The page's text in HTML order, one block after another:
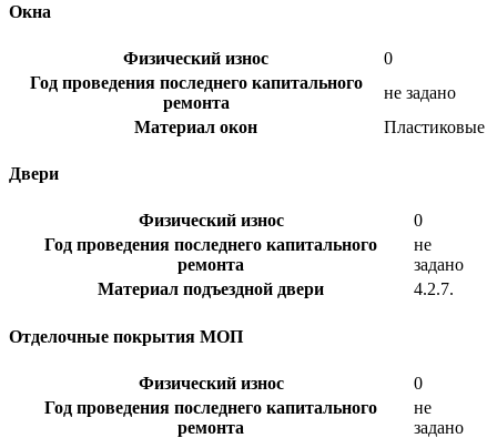
Окна
Физический износ
0
Год проведения последнего капитального
ремонта
не задано
Материал окон
Пластиковые
Двери
Физический износ
0
Год проведения последнего капитального
ремонта
не
задано
Материал подъездной двери
4.2.7.
Отделочные покрытия МОП
Физический износ
0
Год проведения последнего капитального
ремонта
не
задано